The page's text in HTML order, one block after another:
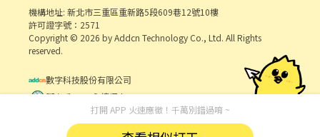
機構地址: 新北市三重區重新路5段609巷12號10樓
許可證字號：2571
Copyright © 2026 by Addcn Technology Co., Ltd. All Rights
reserved.
數字科技股份有限公司
鄧白氏 ESG 永續標章
打開 APP 火速應徵！千萬別錯過唷 ~